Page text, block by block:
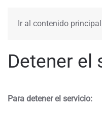
Ir al contenido principal
Detener el
Para detener el servicio: